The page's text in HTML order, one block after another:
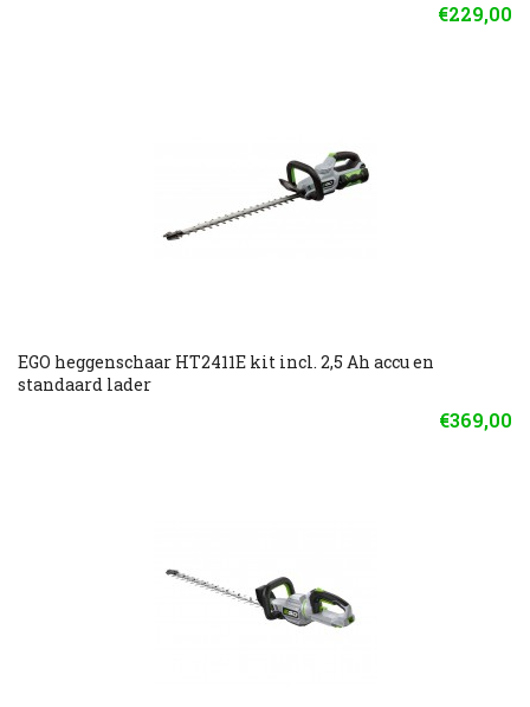
€229,00
EGO heggenschaar HT2411E kit incl. 2,5 Ah accu en
standaard lader
€369,00